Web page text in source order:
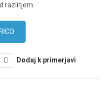
razlitjem.
Dodaj k primerjavi